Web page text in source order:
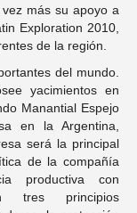
más su apoyo a
Exploration 2010,
de la región.
del mundo.
yacimientos en
Manantial Espejo
en la Argentina,
será la principal
de la compañía
productiva con
tres principios